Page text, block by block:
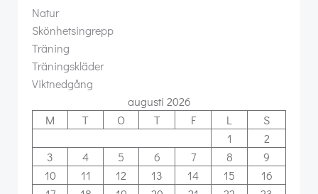
Natur
Skönhetsingrepp
Träning
Träningskläder
Viktnedgång
augusti 2026
M
T O T F L
S
1
2
3
4 5 6 7 8
9
10
11 12 13 14 15
16